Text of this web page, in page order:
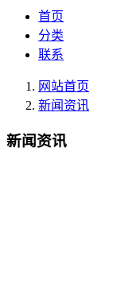
首页
分类
联系
网站首页
新闻资讯
新闻资讯